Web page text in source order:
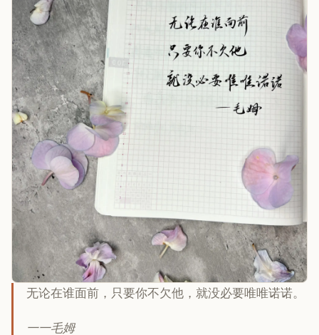
无论在谁面前，只要你不欠他，就没必要唯唯诺诺。
一一毛姆